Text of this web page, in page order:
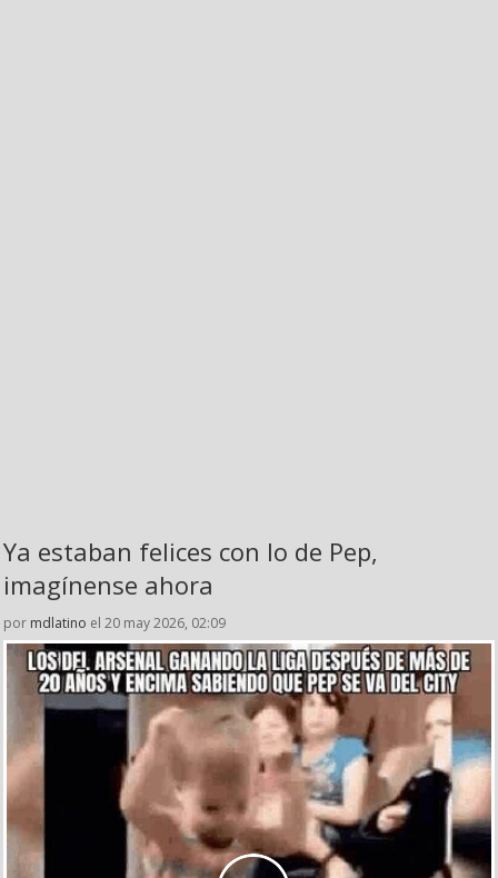
Ya estaban felices con lo de Pep,
imagínense ahora
por mdlatino el 20 may 2026, 02:09